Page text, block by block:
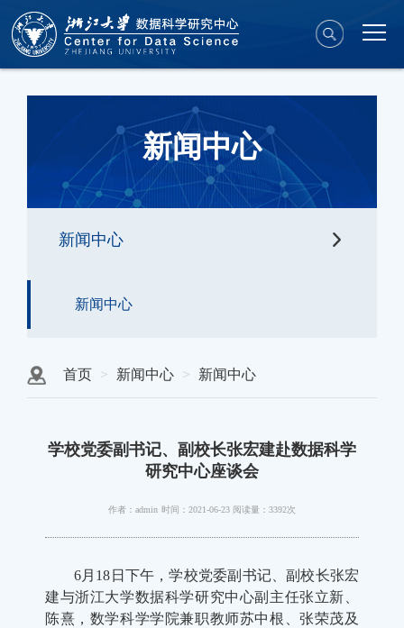
新闻中心
新闻中心
新闻中心
首页 新闻中心 新闻中心
学校党委副书记、副校长张宏建赴数据科学
研究中心座谈会
作者：admin 时间：2021-06-23 阅读量：3392次
6月18日下午，学校党委副书记、副校长张宏
建与浙江大学数据科学研究中心副主任张立新、
陈熹，数学科学学院兼职教师苏中根、张荣茂及